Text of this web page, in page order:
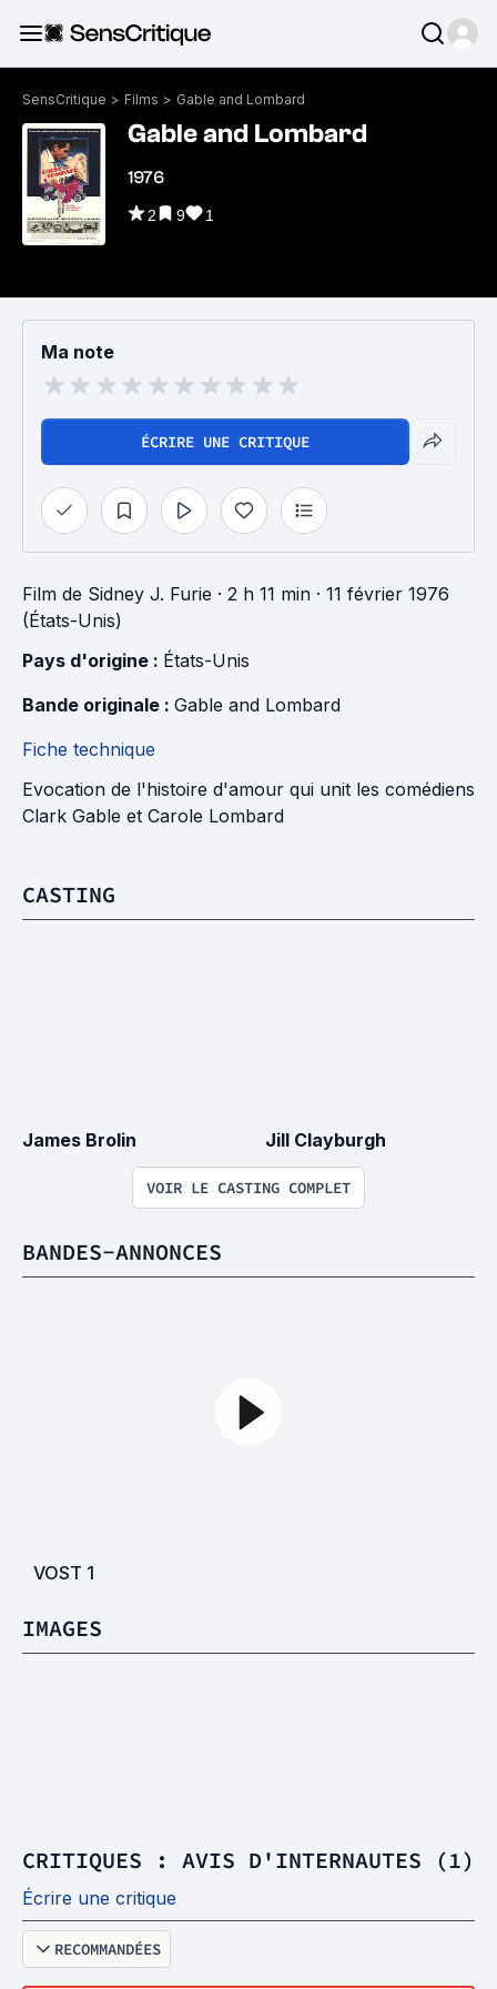
SensCritique > Films > Gable and Lombard
Gable and Lombard
1976
2 9 1
Ma note
ÉCRIRE UNE CRITIQUE
Film de Sidney J. Furie · 2 h 11 min · 11 février 1976
(États-Unis)
Pays d'origine : États-Unis
Bande originale : Gable and Lombard
Fiche technique
Evocation de l'histoire d'amour qui unit les comédiens
Clark Gable et Carole Lombard
CASTING
James Brolin Jill Clayburgh
VOIR LE CASTING COMPLET
BANDES-ANNONCES
VOST 1
IMAGES
CRITIQUES : AVIS D'INTERNAUTES (1)
Écrire une critique
RECOMMANDÉES